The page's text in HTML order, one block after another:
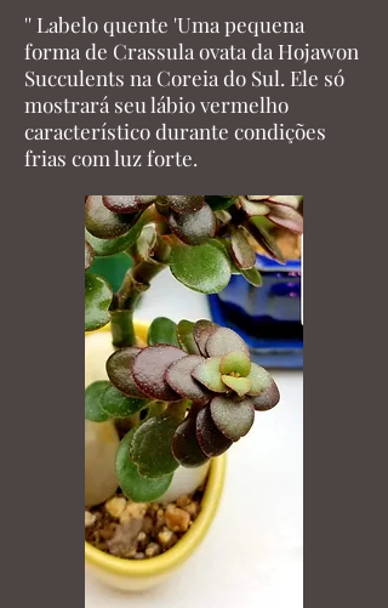
'' Labelo quente 'Uma pequena
forma de Crassula ovata da Hojawon
Succulents na Coreia do Sul. Ele só
mostrará seu lábio vermelho
característico durante condições
frias com luz forte.